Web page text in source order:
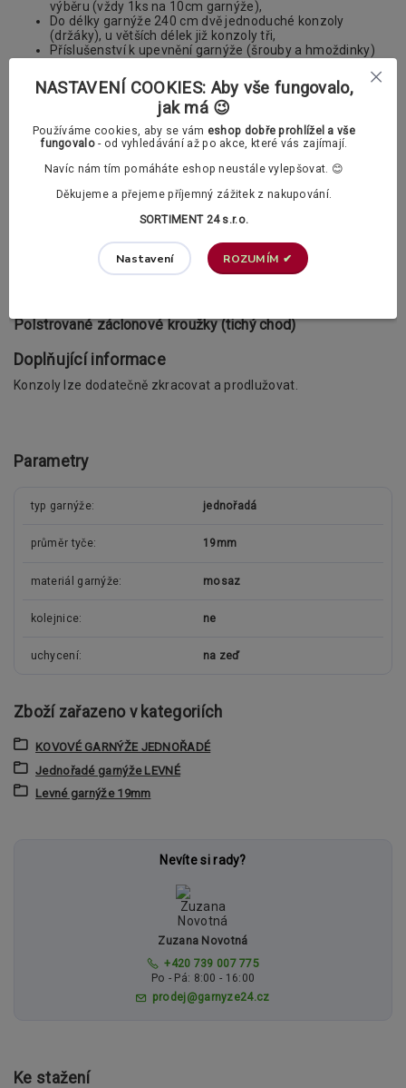
výběru (vždy 1ks na 10cm garnýže),
Do délky garnýže 240 cm dvě jednoduché konzoly
(držáky), u větších délek již konzoly tři,
Příslušenství k upevnění garnýže (šrouby a hmoždinky)
Nabízíme vám také možnost výběru dvou typu
kroužků s
žabkami. Vybrat si můžete mezi klasickými a polstrovanými
V příslušenství si v případě potřeby můžete
dokoupit také PVC háčky.
Záclonové kroužky s žabkami dle vašeho výběru:
Klasické záclonové kroužky
Polstrované záclonové kroužky (tichý chod)
Doplňující informace
Konzoly lze dodatečně zkracovat a prodlužovat.
Parametry
typ garnýže jednořadá
průměr tyče 19mm
materiál garnýže mosaz
kolejnice ne
uchycení na zeď
Zboží zařazeno v kategoriích
KOVOVÉ GARNÝŽE JEDNOŘADÉ
Jednořadé garnýže LEVNÉ
Levné garnýže 19mm
Nevíte si rady?
Zuzana Novotná
+420 739 007 775
Po - Pá: 8:00 - 16:00
prodej@garnyze24.cz
Ke stažení
NASTAVENÍ COOKIES: Aby vše fungovalo,
jak má 😉
Používáme cookies, aby se vám eshop dobře prohlížel a vše
fungovalo- od vyhledávání až po akce, které vás zajímají.
Navíc nám tím pomáháte eshop neustále vylepšovat. 😊
Děkujeme a přejeme příjemný zážitek z nakupování.
SORTIMENT 24 s.r.o.
Nastavení ROZUMÍM ✔